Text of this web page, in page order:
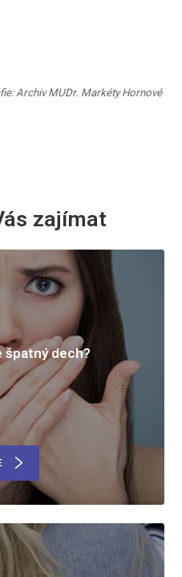
Archiv MUDr. Markéty Hornové
zajímat
špatný dech?